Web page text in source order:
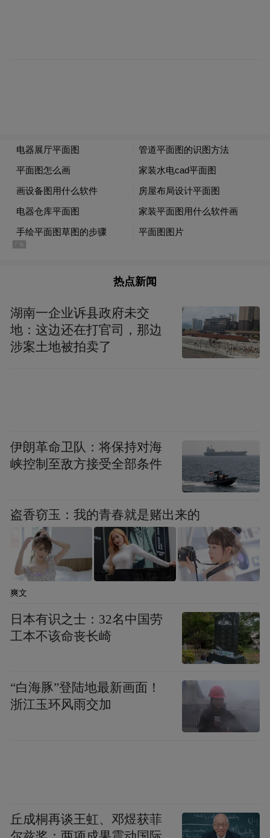
光不断，姚可坚、董鹊玲演唱的《三盖衣·送
凤冠》尽显江南韵味，金利清、徐亚军演绎
的《王老虎抢亲·寄闺》凭借精湛演技获满堂
彩。
热点新闻
湖南一企业诉县政府未交
地：这边还在打官司，那边
涉案土地被拍卖了
伊朗革命卫队：将保持对海
峡控制至敌方接受全部条件
盗香窃玉：我的青春就是赌出来的
爽文
日本有识之士：32名中国劳
工本不该命丧长崎
“白海豚”登陆地最新画面！
浙江玉环风雨交加
丘成桐再谈王虹、邓煜获菲